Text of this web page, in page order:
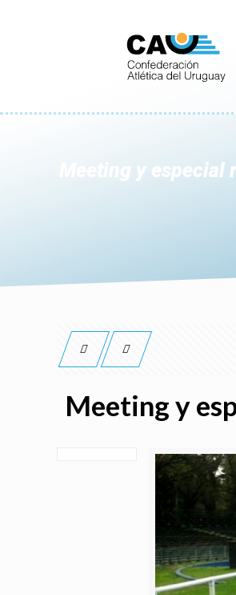
Meeting y
Meeting y